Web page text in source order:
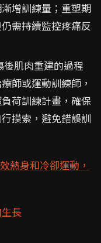
增訓練量；重塑期
需持續監控疼痛反
後肌肉重建的過程
師或運動訓練師，
荷訓練計畫，確保
摸索，避免錯誤訓
熱身和冷卻運動，
長